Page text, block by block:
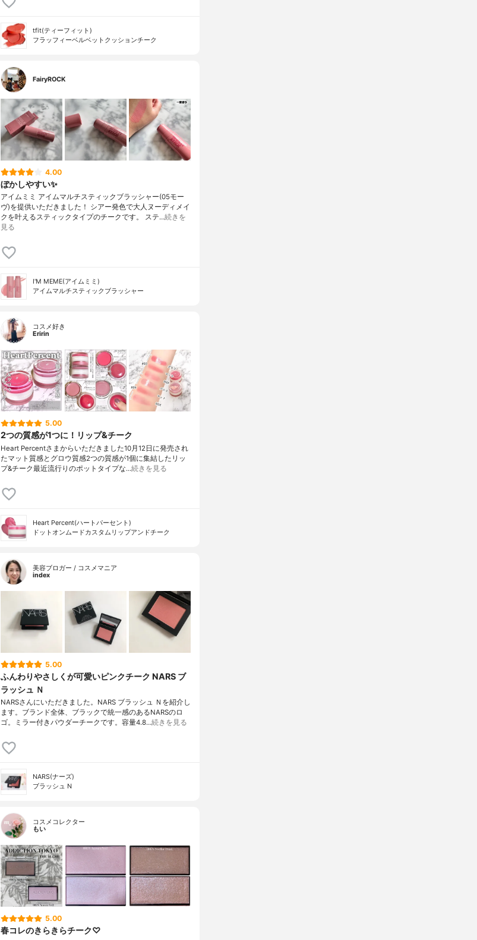
tfit(ティーフィット)
フラッフィーベルベットクッションチーク
FairyROCK
4.00
ぼかしやすい✨
アイムミミ アイムマルチスティックブラッシャー(05モー
ヴ)を提供いただきました！ シアー発色で大人ヌーディメイ
クを叶えるスティックタイプのチークです。 ステ…続きを
見る
I'M MEME(アイムミミ)
アイムマルチスティックブラッシャー
コスメ好き
Eririn
5.00
2つの質感が1つに！リップ&チーク
Heart Percentさまからいただきました10月12日に発売され
たマット質感とグロウ質感2つの質感が1個に集結したリッ
プ&チーク最近流行りのポットタイプな…続きを見る
Heart Percent(ハートパーセント)
ドットオンムードカスタムリップアンドチーク
美容ブロガー / コスメマニア
index
5.00
ふんわりやさしくが可愛いピンクチーク NARS ブ
ラッシュ Ｎ
NARSさんにいただきました。NARS ブラッシュ Ｎを紹介し
ます。ブランド全体、ブラックで統一感のあるNARSのロ
ゴ。ミラー付きパウダーチークです。容量4.8…続きを見る
NARS(ナーズ)
ブラッシュ N
コスメコレクター
もい
5.00
春コレのきらきらチーク♡